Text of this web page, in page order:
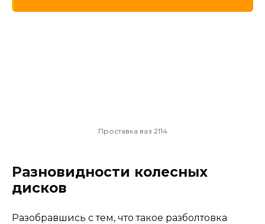
Проставка ваз 2114
Разновидности колесных
дисков
Разобравшись с тем, что такое разболтовка